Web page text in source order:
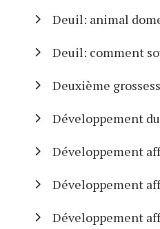
Deuil: animal
Deuil: comment
Deuxième
Développement
Développement
Développement